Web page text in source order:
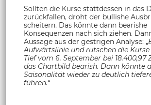
Sollten die Kurse stattdessen in das
zurückfallen, droht der bullishe
scheitern. Das könnte dann bearishe
Konsequenzen nach sich ziehen.
Aussage aus der gestrigen Analyse: „
Aufwärtslinie und rutschen die
Tief vom 6. September bei 18.400,97
das Chartbild bearish. Dann könnte
Saisonalität wieder zu deutlich
führen.“